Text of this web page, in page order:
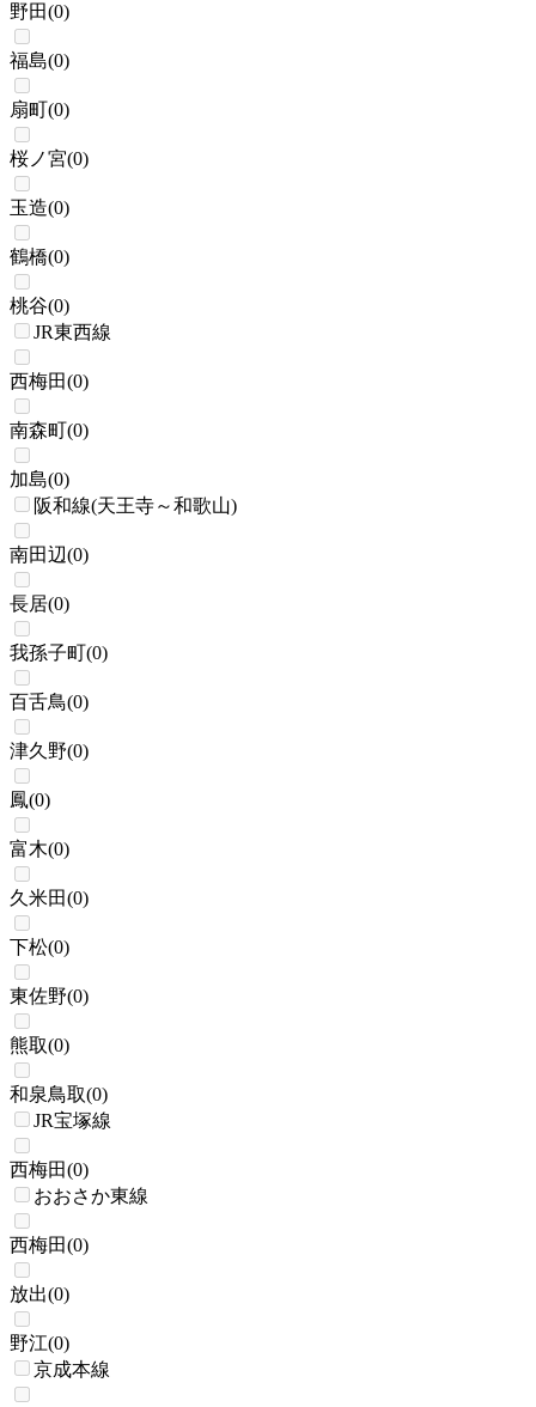
野田(0)
福島(0)
扇町(0)
桜ノ宮(0)
玉造(0)
鶴橋(0)
桃谷(0)
JR東西線
西梅田(0)
南森町(0)
加島(0)
阪和線(天王寺～和歌山)
南田辺(0)
長居(0)
我孫子町(0)
百舌鳥(0)
津久野(0)
鳳(0)
富木(0)
久米田(0)
下松(0)
東佐野(0)
熊取(0)
和泉鳥取(0)
JR宝塚線
西梅田(0)
おおさか東線
西梅田(0)
放出(0)
野江(0)
京成本線